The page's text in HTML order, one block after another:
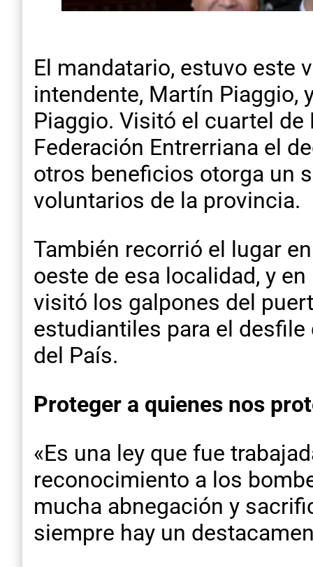
El mandatario, estuvo este
intendente, Martín Piaggio,
Piaggio. Visitó el cuartel
Federación Entrerriana el
otros beneficios otorga un
voluntarios de la provincia.
También recorrió el lugar
oeste de esa localidad, y
visitó los galpones del
estudiantiles para el
del País.
Proteger a quienes nos
«Es una ley que fue
reconocimiento a los
mucha abnegación y
siempre hay un